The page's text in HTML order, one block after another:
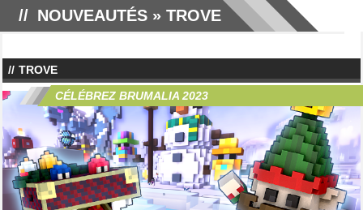
NOUVEAUTÉS » TROVE
TROVE
CÉLÉBREZ BRUMALIA 2023